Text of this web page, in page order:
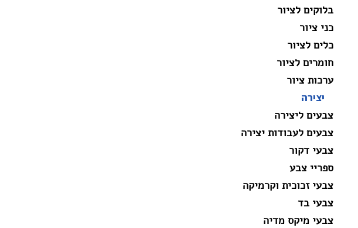
בלוקים לציור
כני ציור
כלים לציור
חומרים לציור
ערכות ציור
יצירה
צבעים ליצירה
צבעים לעבודות יצירה
צבעי דקור
ספריי צבע
צבעי זכוכית וקרמיקה
צבעי בד
צבעי מיקס מדיה